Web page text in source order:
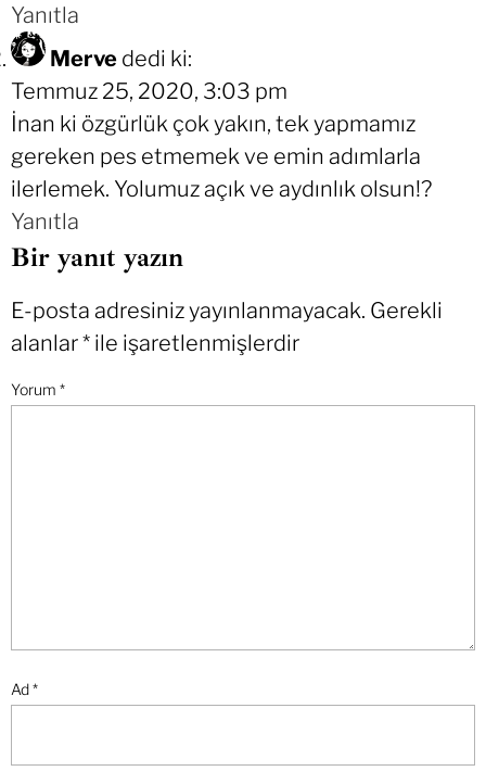
Yanıtla
Merve dedi ki:
Temmuz 25, 2020, 3:03 pm
İnan ki özgürlük çok yakın, tek yapmamız
gereken pes etmemek ve emin adımlarla
ilerlemek. Yolumuz açık ve aydınlık olsun!?
Yanıtla
Bir yanıt yazın
E-posta adresiniz yayınlanmayacak. Gerekli
alanlar* ile işaretlenmişlerdir
Yorum *
Ad*